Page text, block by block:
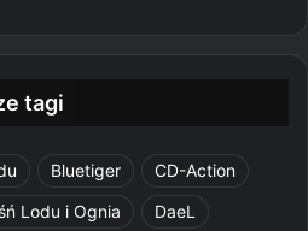
tagi
Bluetiger
CD-Action
Lodu i Ognia
DaeL